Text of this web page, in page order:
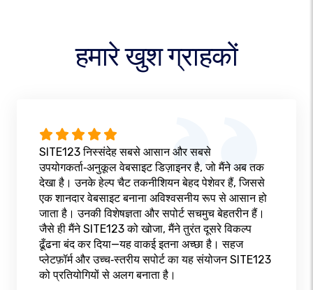
हमारे खुश ग्राहकों
SITE123 निस्संदेह सबसे आसान और सबसे
उपयोगकर्ता‑अनुकूल वेबसाइट डिज़ाइनर है, जो मैंने अब तक
देखा है। उनके हेल्प चैट तकनीशियन बेहद पेशेवर हैं, जिससे
एक शानदार वेबसाइट बनाना अविश्वसनीय रूप से आसान हो
जाता है। उनकी विशेषज्ञता और सपोर्ट सचमुच बेहतरीन हैं।
जैसे ही मैंने SITE123 को खोजा, मैंने तुरंत दूसरे विकल्प
ढूँढना बंद कर दिया—यह वाकई इतना अच्छा है। सहज
प्लेटफ़ॉर्म और उच्च‑स्तरीय सपोर्ट का यह संयोजन SITE123
को प्रतियोगियों से अलग बनाता है।